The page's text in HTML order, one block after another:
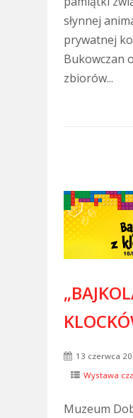
słynnej
prywatnej
Bukowczan
zbiorów...
13 czerwca
Wystawa
Muzeum